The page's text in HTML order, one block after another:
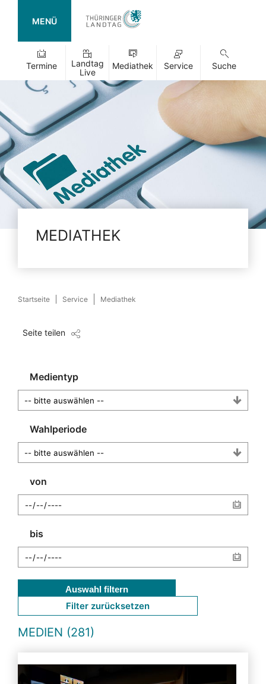
MENÜ
Termine
Landtag
Live
Mediathek Service Suche
MEDIATHEK
Startseite Service Mediathek
Seite teilen
Medientyp
Wahlperiode
von
bis
Auswahl filtern
Filter zurücksetzen
MEDIEN (281)